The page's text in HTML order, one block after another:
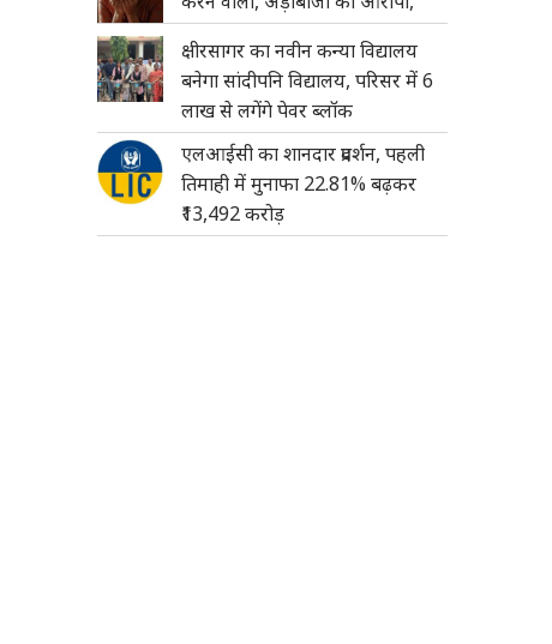
क्षीरसागर का नवीन कन्या विद्यालय
बनेगा सांदीपनि विद्यालय, परिसर में 6
लाख से लगेंगे पेवर ब्लॉक
एलआईसी का शानदार प्रदर्शन, पहली
तिमाही में मुनाफा 22.81% बढ़कर
₹13,492 करोड़